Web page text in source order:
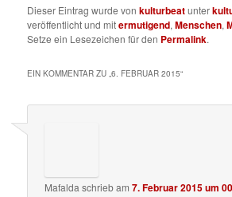
Dieser Eintrag wurde vonkulturbeatunter
veröffentlicht und mitermutigend,Menschen,
Setze ein Lesezeichen für den Permalink.
EIN KOMMENTAR ZU „6. FEBRUAR 2015“
Mafalda schriebam7. Februar 2015 um